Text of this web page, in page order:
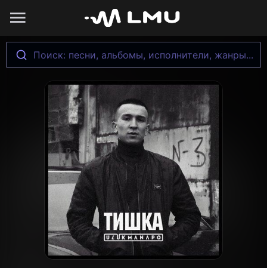
Поиск: песни, альбомы, исполнители, жанры...